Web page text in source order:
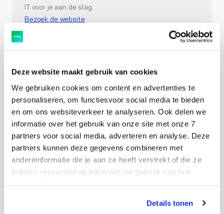
Deze website maakt gebruik van cookies
We gebruiken cookies om content en advertenties te
personaliseren, om functiesvoor social media te bieden
en om ons websiteverkeer te analyseren. Ook delen we
informatie over het gebruik van onze site met onze 7
partners voor social media, adverteren en analyse. Deze
partners kunnen deze gegevens combineren met
andereinformatie die je aan ze heeft verstrekt of die ze
hebben verzameld op basisvan uw gebruik van hun
aanpassen via de CO-knop linksonder. Lees meer over
Details tonen
IT voor je aan de slag.
Bezoek de website
Oliver IT
SAP als business- en technologieplatform is volop in
soepel meebeweegt. Zodat jij het maximale uit jouw